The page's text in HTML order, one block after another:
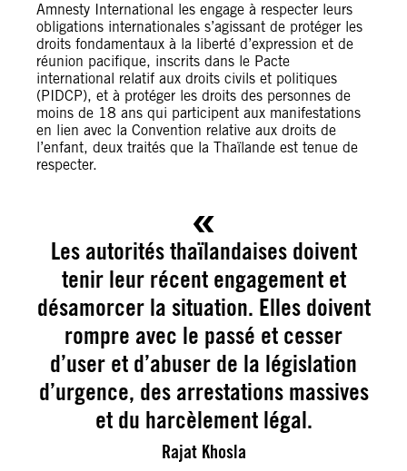
Amnesty International les engage à respecter leurs
obligations internationales s’agissant de protéger les
droits fondamentaux à la liberté d’expression et de
réunion pacifique, inscrits dans le Pacte
international relatif aux droits civils et politiques
(PIDCP), et à protéger les droits des personnes de
moins de 18 ans qui participent aux manifestations
en lien avec la Convention relative aux droits de
l’enfant, deux traités que la Thaïlande est tenue de
respecter.
Les autorités thaïlandaises doivent
tenir leur récent engagement et
désamorcer la situation. Elles doivent
rompre avec le passé et cesser
d’user et d’abuser de la législation
d’urgence, des arrestations massives
et du harcèlement légal.
Rajat Khosla